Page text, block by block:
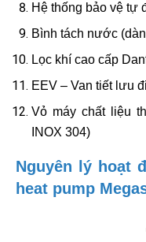
Hệ thống bảo vệ tự
Bình tách nước
Lọc khí cao cấp
EEV – Van tiết lưu
Vỏ máy chất liệu
INOX 304)
Nguyên lý hoạt
heat pump